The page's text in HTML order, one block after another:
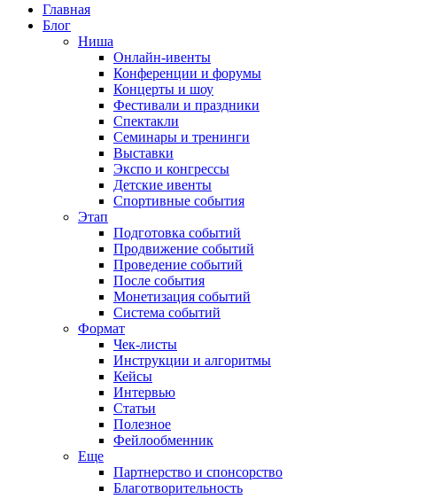
Главная
Блог
Ниша
Онлайн-ивенты
Конференции и форумы
Концерты и шоу
Фестивали и праздники
Спектакли
Семинары и тренинги
Выставки
Экспо и конгрессы
Детские ивенты
Спортивные события
Этап
Подготовка событий
Продвижение событий
Проведение событий
После события
Монетизация событий
Система событий
Формат
Чек-листы
Инструкции и алгоритмы
Кейсы
Интервью
Статьи
Полезное
Фейлообменник
Еще
Партнерство и спонсорство
Благотворительность